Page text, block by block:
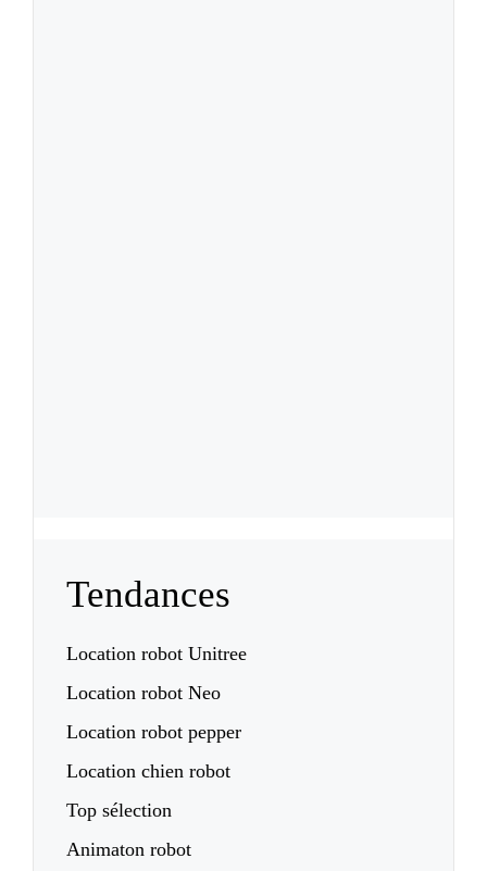
Tendances
Location robot Unitree
Location robot Neo
Location robot pepper
Location chien robot
Top sélection
Animaton robot